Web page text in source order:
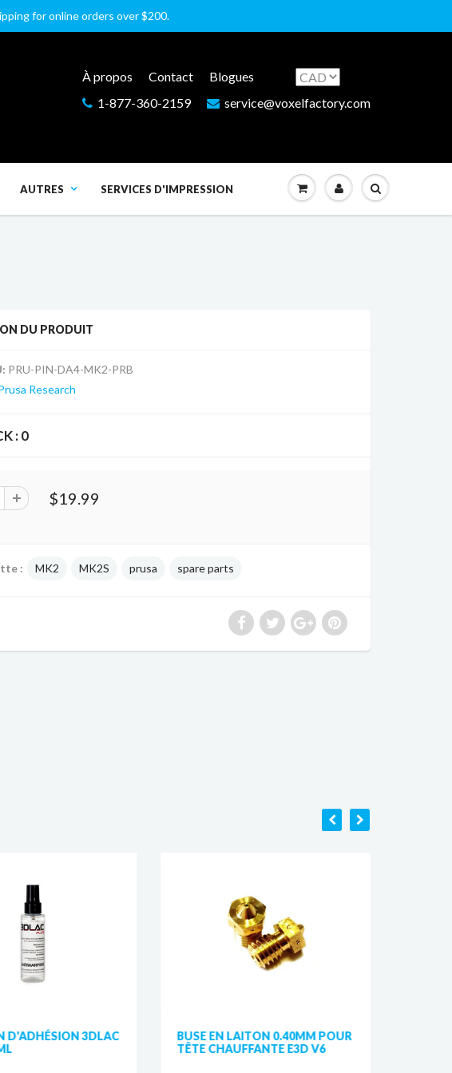
for online orders over $200.
À propos Contact
Blogues
1-877-360-2159
service@voxelfactory.com
AUTRES SERVICES D'IMPRESSION
DU PRODUIT
PRU-PIN-DA4-MK2-PRB
Research
: 0
$19.99
: MK2 MK2S prusa spare parts
D'ADHÉSION 3DLAC
BUSE EN LAITON 0.40MM POUR
TÊTE CHAUFFANTE E3D V6